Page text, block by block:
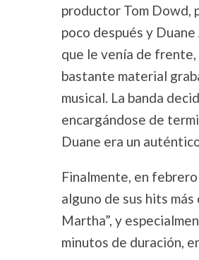
productor Tom Dowd,
poco después y
que le venía de frente,
bastante material
musical. La banda
encargándose de
Duane era un
Finalmente, en
alguno de sus hits más
Martha”, y
minutos de duración,